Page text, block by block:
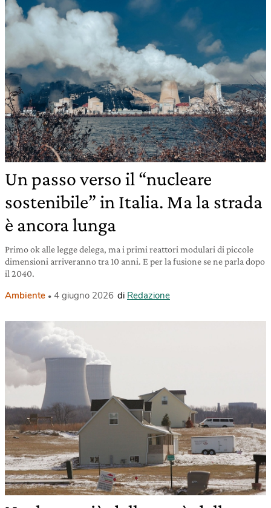
Un passo verso il “nucleare
sostenibile” in Italia. Ma la strada
è ancora lunga
Primo ok alle legge delega, ma i primi reattori modulari di piccole
dimensioni arriveranno tra 10 anni. E per la fusione se ne parla dopo
il 2040.
Ambiente 4 giugno 2026 di Redazione